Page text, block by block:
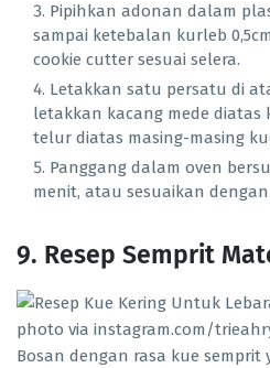
Pipihkan adonan dalam
sampai ketebalan kurleb
cookie cutter sesuai selera.
Letakkan satu persatu di
letakkan kacang mede
telur diatas masing-masing
Panggang dalam oven
menit, atau sesuaikan
9. Resep Semprit
photo via instagram.com/
Bosan dengan rasa kue semprit